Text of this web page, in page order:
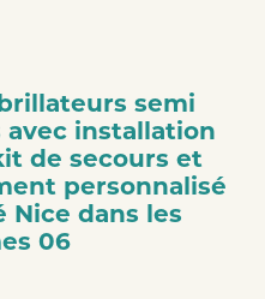
semi
installation
de secours et
personnalisé
Nice dans les
06